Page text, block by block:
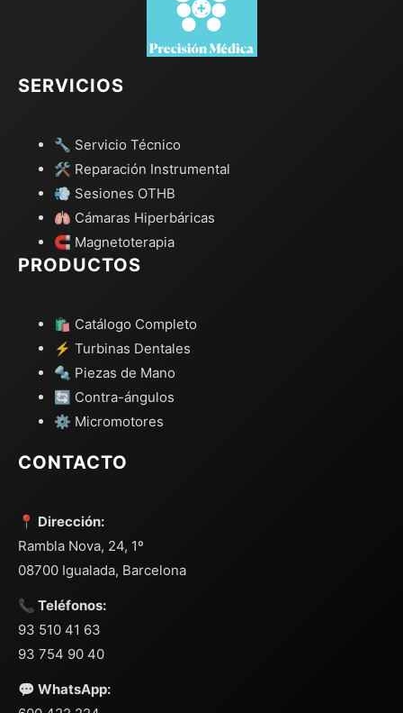
SERVICIOS
🔧 Servicio Técnico
🛠️ Reparación Instrumental
💨 Sesiones OTHB
🫁 Cámaras Hiperbáricas
🧲 Magnetoterapia
PRODUCTOS
🛍️ Catálogo Completo
⚡ Turbinas Dentales
🔩 Piezas de Mano
🔄 Contra-ángulos
⚙️ Micromotores
CONTACTO
📍 Dirección:
Rambla Nova, 24, 1º
08700 Igualada, Barcelona
📞 Teléfonos:
93 510 41 63
93 754 90 40
💬 WhatsApp: